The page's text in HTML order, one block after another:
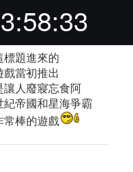
標題進來的
戲當初推出
讓人廢寢忘食阿
紀帝國和星海爭霸
常棒的遊戲